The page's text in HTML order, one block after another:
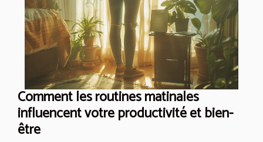
Comment les routines matinales
influencent votre productivité et bien-
être